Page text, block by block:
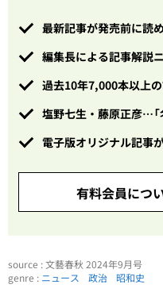
最新記事が発売前に読
編集長による記事解説
過去10年7,000本以上
塩野七生・藤原正彦…「
電子版オリジナル記事
有料会員につ
source : 文藝春秋 2024年9月号
genre : ニュース 政治 昭和史